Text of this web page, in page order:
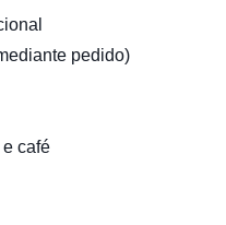
pedido)
café